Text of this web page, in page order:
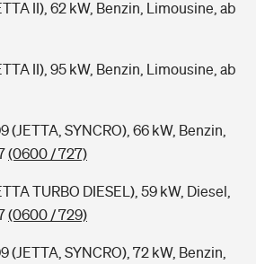
II), 62 kW, Benzin, Limousine, ab
II), 95 kW, Benzin, Limousine, ab
(JETTA, SYNCRO), 66 kW, Benzin,
(0600 / 727)
TURBO DIESEL), 59 kW, Diesel,
(0600 / 729)
(JETTA, SYNCRO), 72 kW, Benzin,